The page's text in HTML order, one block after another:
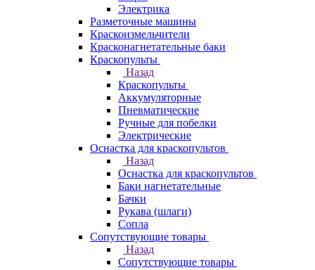
Электрика
Разметочные машины
Краскоизмельчители
Красконагнетательные баки
Краскопульты
Назад
Краскопульты
Аккумуляторные
Пневматические
Ручные для побелки
Электрические
Оснастка для краскопультов
Назад
Оснастка для краскопультов
Баки нагнетательные
Бачки
Рукава (шлаги)
Сопла
Сопутствующие товары
Назад
Сопутствующие товары